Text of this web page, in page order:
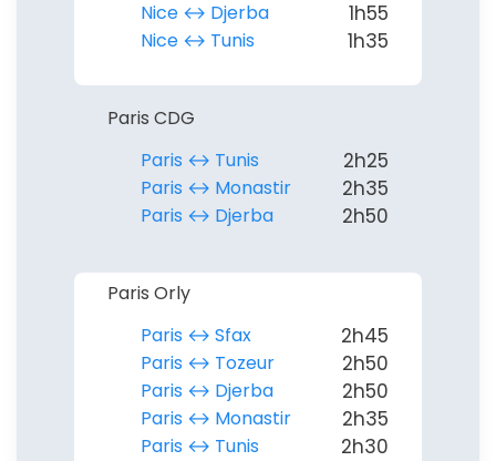
Nice ↔︎ Djerba 1h55
Nice ↔︎ Tunis 1h35
Paris CDG
Paris ↔︎ Tunis
2h25
Paris ↔︎ Monastir 2h35
Paris ↔︎ Djerba 2h50
Paris Orly
Paris ↔︎ Sfax
2h45
Paris ↔︎ Tozeur 2h50
Paris ↔︎ Djerba 2h50
Paris ↔︎ Monastir 2h35
Paris ↔︎ Tunis 2h30